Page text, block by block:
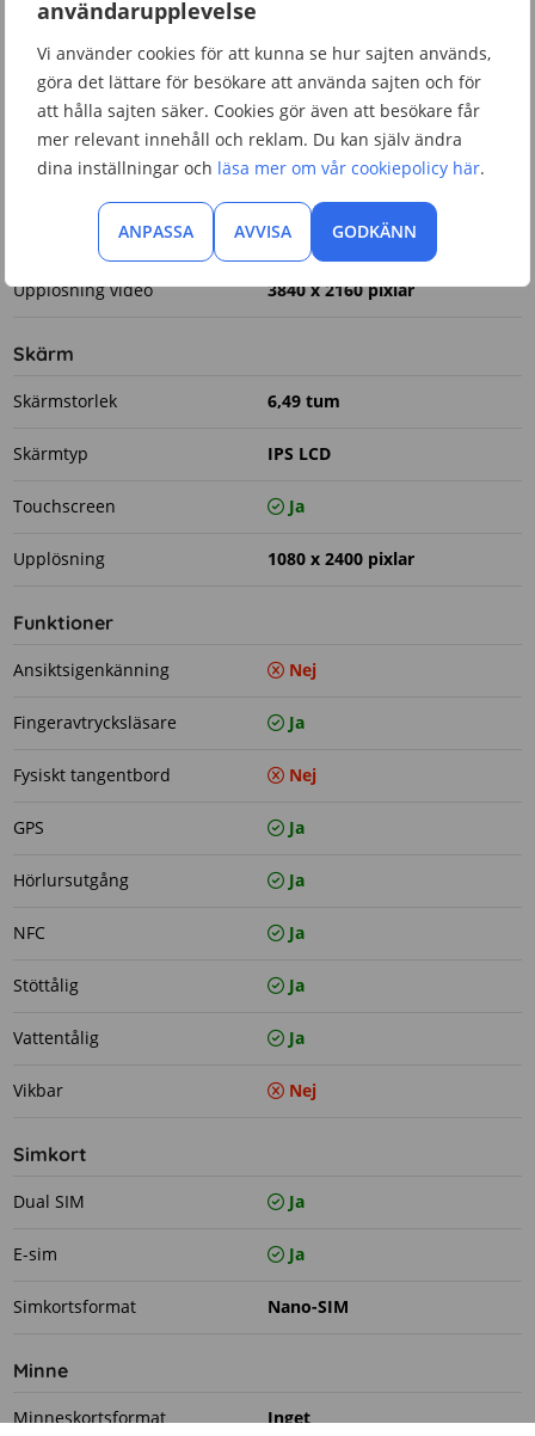
användarupplevelse
Vi använder cookies för att kunna se hur sajten används,
göra det lättare för besökare att använda sajten och för
att hålla sajten säker. Cookies gör även att besökare får
mer relevant innehåll och reklam. Du kan själv ändra
dina inställningar och läsa mer om vår cookiepolicy här.
ANPASSA AVVISA GODKÄNN
Autofokus Ja
Bildhastighet 30 fps
Upplösning bakkamera
Upplösning frontkamera 16 megapixlar
Upplösning video 3840 x 2160 pixlar
Skärm
Skärmstorlek 6,49 tum
Skärmtyp IPS LCD
Touchscreen Ja
Upplösning 1080 x 2400 pixlar
Funktioner
Ansiktsigenkänning Nej
Fingeravtrycksläsare Ja
Fysiskt tangentbord Nej
GPS Ja
Hörlursutgång Ja
NFC Ja
Stöttålig Ja
Vattentålig Ja
Vikbar Nej
Simkort
Dual SIM Ja
E-sim Ja
Simkortsformat Nano-SIM
Minne
Minneskortsformat Inget